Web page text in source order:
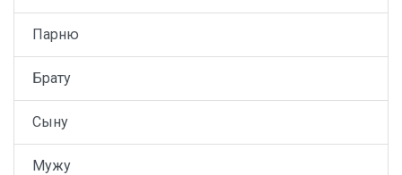
Парню
Брату
Сыну
Мужу